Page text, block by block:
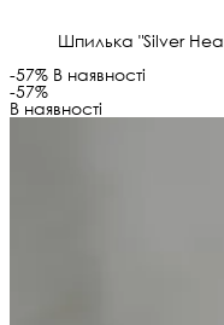
Шпилька "Silver
-57% В наявності
-57%
В наявності